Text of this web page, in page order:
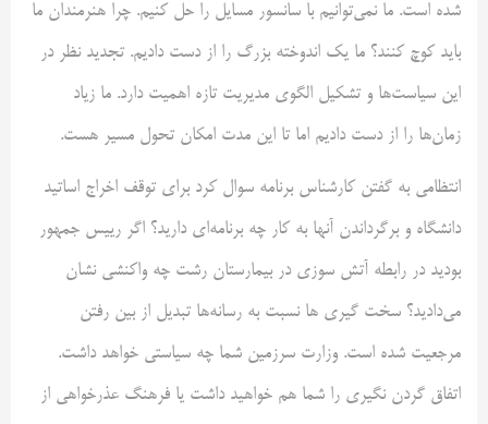
شده است. ما نمی‌توانیم با سانسور مسایل را حل کنیم. چرا هنرمندان ما
باید کوچ کنند؟ ما یک اندوخته بزرگ را از دست دادیم. تجدید نظر در
این سیاست‌ها و تشکیل الگوی مدیریت تازه اهمیت دارد. ما زیاد
زمان‌ها را از دست دادیم اما تا این مدت امکان تحول مسیر هست.
انتظامی به گفتن کارشناس برنامه سوال کرد برای توقف اخراج اساتید
دانشگاه و برگرداندن آنها به کار چه برنامه‌ای دارید؟ اگر رییس جمهور
بودید در رابطه آتش سوزی در بیمارستان رشت چه واکنشی نشان
می‌دادید؟ سخت گیری ها نسبت به رسانه‌ها تبدیل از بین رفتن
مرجعیت شده است. وزارت سرزمین شما چه سیاستی خواهد داشت.
اتفاق گردن نگیری را شما هم خواهید داشت یا فرهنگ عذرخواهی از